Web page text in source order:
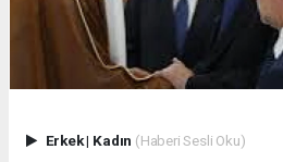
Erkek| Kadın (Haberi Sesli Oku)